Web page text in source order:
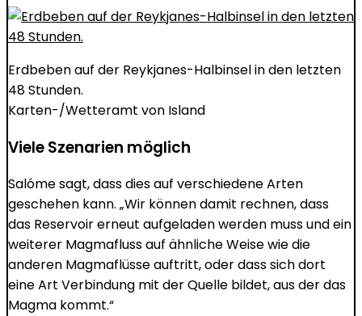
Erdbeben auf der Reykjanes-Halbinsel in den letzten
48 Stunden.
Karten-/Wetteramt von Island
Viele Szenarien möglich
Salóme sagt, dass dies auf verschiedene Arten
geschehen kann. „Wir können damit rechnen, dass
das Reservoir erneut aufgeladen werden muss und ein
weiterer Magmafluss auf ähnliche Weise wie die
anderen Magmaflüsse auftritt, oder dass sich dort
eine Art Verbindung mit der Quelle bildet, aus der das
Magma kommt.“